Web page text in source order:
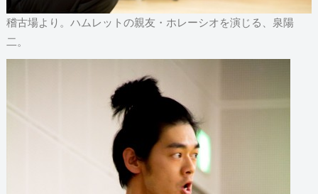
稽古場より。ハムレットの親友・ホレーシオを演じる、泉陽
二。